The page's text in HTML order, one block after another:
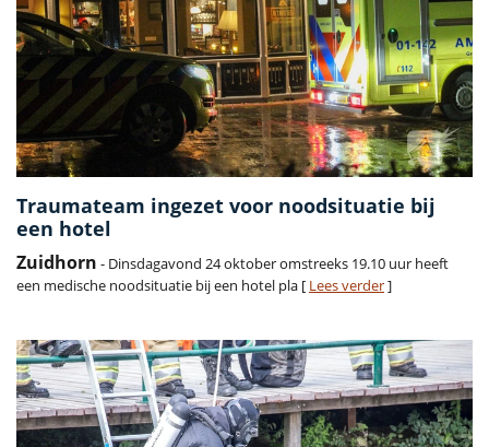
Traumateam ingezet voor noodsituatie bij
een hotel
Zuidhorn - Dinsdagavond 24 oktober omstreeks 19.10 uur heeft
een medische noodsituatie bij een hotel pla [ Lees verder]